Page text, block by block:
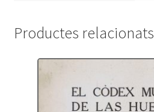
Productes relacionats